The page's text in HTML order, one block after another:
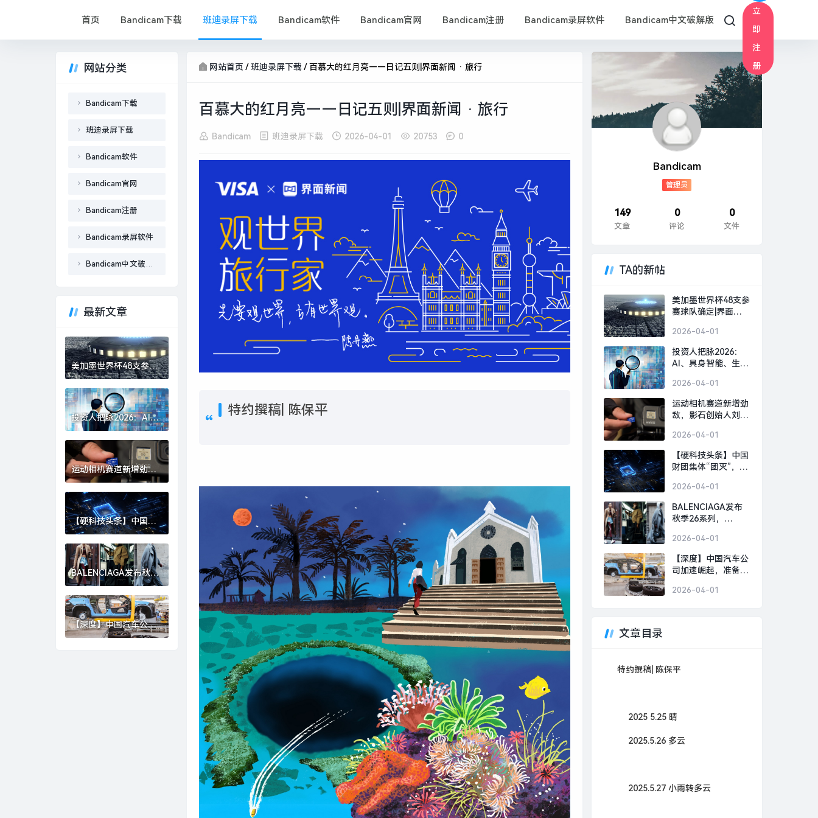
首页 Bandicam下载 班迪录屏下载 Bandicam软件 Bandicam官网 Bandicam注册 Bandicam录屏软件 Bandicam中文破解版
立
即
注
册
网站首页 /班迪录屏下载 /百慕大的红月亮——日记五则|界面新闻 · 旅行
百慕大的红月亮——日记五则|界面新闻 · 旅行
Bandicam 班迪录屏下载 2026-04-01 20753 0
特约撰稿| 陈保平
网站分类
Bandicam下载
班迪录屏下载
Bandicam软件
Bandicam官网
Bandicam注册
Bandicam录屏软件
Bandicam中文破解版
最新文章
美加墨世界杯48支参赛
球队确定|界面新闻 · 快
讯
投资人把脉2026：AI、
具身智能、生物制造，
或出现百亿美金超级独
角兽 | 界面预言家⑥|界
面新闻 · 科技
运动相机赛道新增劲
敌，影石创始人刘靖康
怒斥对手“断指计划”恶
意挖人|界面新闻 · 科技
【硬科技头条】中国财
团集体“团灭”，英国芯
片 FTDI 跨国并购何以
崩盘？|界面新闻
BALENCIAGA发布秋季
26系列，GOLDEN
GOOSE北京旗舰店启幕
｜是日美好事物|界面新
闻 · 时尚
【深度】中国汽车公司
加速崛起，准备好迎接
Bandicam
管理员
149
文章
0
评论
0
文件
TA的新帖
美加墨世界杯48支参
赛球队确定|界面新
2026-04-01
投资人把脉2026：
AI、具身智能、生物
金超级独角兽 | 界面
预言家⑥|界面新闻 ·
科技
2026-04-01
运动相机赛道新增劲
敌，影石创始人刘靖
划”恶意挖人|界面新
闻 · 科技
2026-04-01
【硬科技头条】中国
财团集体“团灭”，英
购何以崩盘？|界面
新闻
2026-04-01
BALENCIAGA发布
秋季26系列，
京旗舰店启幕｜是日
美好事物|界面新闻 ·
时尚
2026-04-01
【深度】中国汽车公
司加速崛起，准备好
“丰田”了吗？|界面新
2026-04-01
文章目录
特约撰稿| 陈保平
2025 5.25 晴
2025.5.26 多云
2025.5.27 小雨转多云